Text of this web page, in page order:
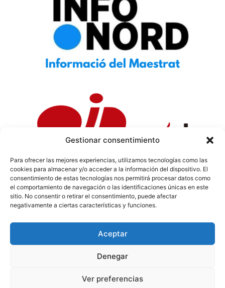
Gestionar consentimiento
Para ofrecer las mejores experiencias, utilizamos tecnologías como las
cookies para almacenar y/o acceder a la información del dispositivo. El
consentimiento de estas tecnologías nos permitirá procesar datos como
el comportamiento de navegación o las identificaciones únicas en este
sitio. No consentir o retirar el consentimiento, puede afectar
negativamente a ciertas características y funciones.
Aceptar
Denegar
Ver preferencias
Política de Privacidad| Política de Cookies|Aviso
Legal|Codi ètic|Tarifes de Publicitat
info@sermaestrat.com